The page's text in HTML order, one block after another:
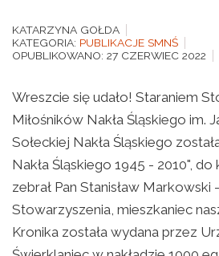
KATARZYNA GOŁDA
KATEGORIA: PUBLIKACJE SMNŚ
OPUBLIKOWANO: 27 CZERWIEC 2022
Wreszcie się udało! Staraniem
Miłośników Nakła Śląskiego im.
Sołeckiej Nakła Śląskiego
Nakła Śląskiego 1945 - 2010",
zebrał Pan Stanisław Markowski
Stowarzyszenia, mieszkaniec
Kronika została wydana przez